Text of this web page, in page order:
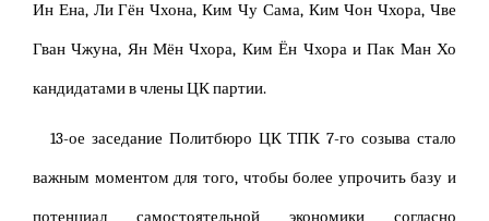
Ин Ена, Ли Гён Чхона, Ким Чу Сама, Ким Чон Чхора, Чве
Гван Чжуна, Ян Мён Чхора, Ким Ён Чхора и Пак Ман Хо
кандидатами в члены ЦК партии.
13-ое заседание Политбюро ЦК ТПК 7-го созыва стало
важным моментом для того, чтобы более упрочить базу и
потенциал самостоятельной экономики согласно